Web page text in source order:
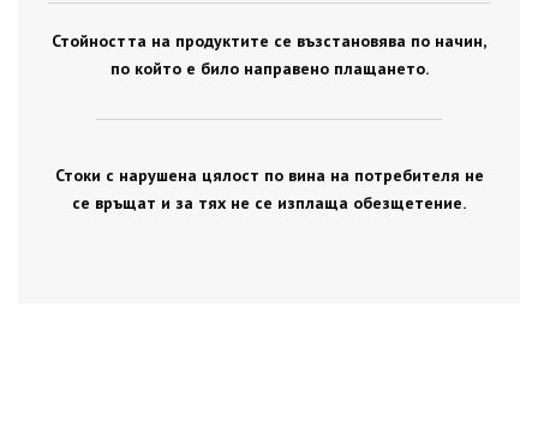
Стойността на продуктите се възстановява по начин,
по който е било направено плащането.
Стоки с нарушена цялост по вина на потребителя не
се връщат и за тях не се изплаща обезщетение.